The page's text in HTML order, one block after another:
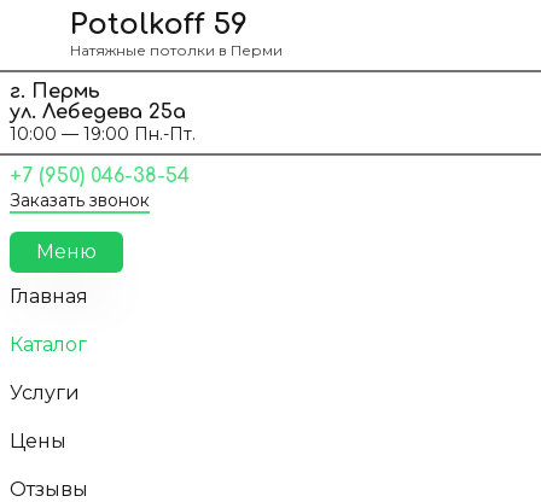
Перейти к содержанию
Potolkoff 59
Натяжные потолки в Перми
г. Пермь
ул. Лебедева 25а
10:00 — 19:00 Пн.-Пт.
+7 (950) 046-38-54
Заказать звонок
Меню
Главная
Каталог
Услуги
Цены
Отзывы